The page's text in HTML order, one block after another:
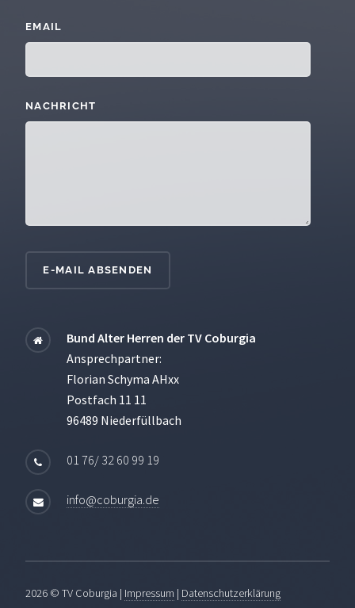
EMAIL
NACHRICHT
E-MAIL ABSENDEN
Bund Alter Herren der TV Coburgia
Ansprechpartner:
Florian Schyma AHxx
Postfach 11 11
96489 Niederfüllbach
01 76/ 32 60 99 19
info@coburgia.de
2026 © TV Coburgia | Impressum | Datenschutzerklärung